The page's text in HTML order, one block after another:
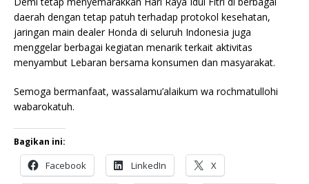
daerah dengan tetap patuh terhadap protokol kesehatan,
jaringan main dealer Honda di seluruh Indonesia juga
menggelar berbagai kegiatan menarik terkait aktivitas
menyambut Lebaran bersama konsumen dan masyarakat.
Semoga bermanfaat, wassalamu’alaikum wa rochmatullohi
wabarokatuh.
Bagikan ini:
Facebook LinkedIn X